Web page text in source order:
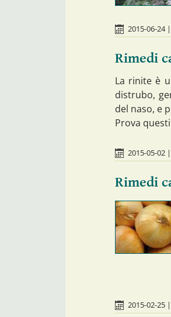
2015-06-24 |
Rimedi
La rinite è
distrubo,
del naso, e
Prova
2015-05-02 |
Rimedi
2015-02-25 |